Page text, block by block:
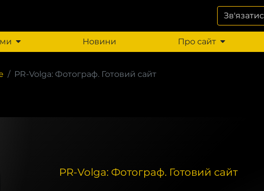
Новини Про сайт
PR-Volga: Фотограф. Готовий сайт
PR-Volga: Фотограф. Готовий сайт